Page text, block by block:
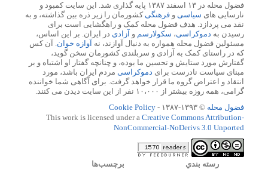
فضول محله در ۱۳ اسفند ۱۳۸۷ پایه گذاری شد. این سایت کمبود و
نارسایی های سیاسی و فرهنگیکشورمان را زیر ذره بین گذاشته، و به
نقد می پردازد. هدف فضول محله کمک و راهگشایی است برای
رسیدن به دموکراسی، سکولارسم و آزادی در ایران. بر این اساس،
مسئولین فضول محله همواره به دنبال آوازند، نه آوازه خوان. آن کس
که در راستای کمک به آزادی و سربلندی کشورمان سخن گوید،
گفتارش مورد ستایش و تحسین ما بوده، و چنانچه گفتار او اشتباه و بر
مبنای سیاست نادرست برای دموکراسی مردم ایران باشد، مورد
انتقاد و اعتراض گروه ما قرار خواهد گرفت. برای آگاهی شما خواننده
گرامی، همه روزه بیشتر از ۱۰،۰۰۰ نفر از این سایت دیدن می کنند.
فضول محله © ۱۳۹۳-۱۳۸۷ -
Cookie Policy
This work is licensed under a Creative Commons Attribution-
NonCommercial-NoDerivs 3.0 Unported
رسته بندي برچسب‌ها